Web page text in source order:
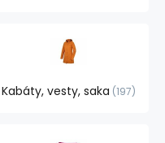
Kabáty, vesty, saka 197